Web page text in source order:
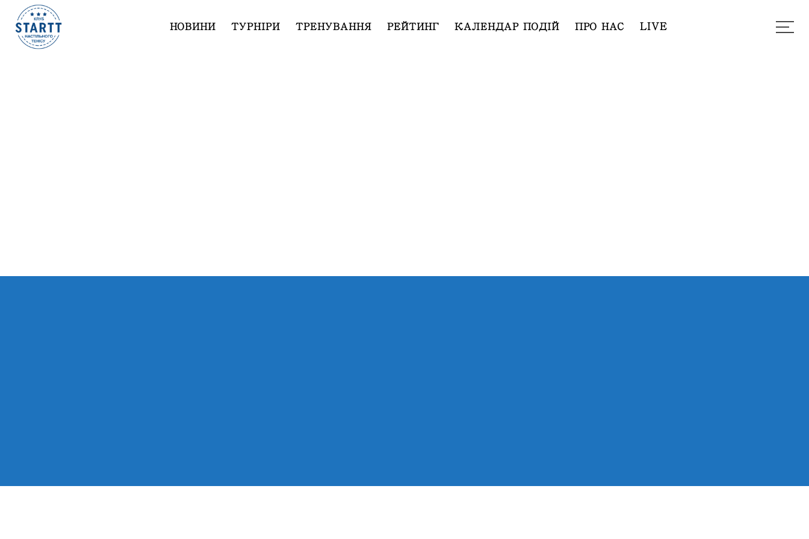
НОВИНИ ТУРНІРИ ТРЕНУВАННЯ РЕЙТИНГ КАЛЕНДАР ПОДІЙ ПРО НАС LIVE
Результати турніру “Вихідного дня 0-400” за 19.11.2022